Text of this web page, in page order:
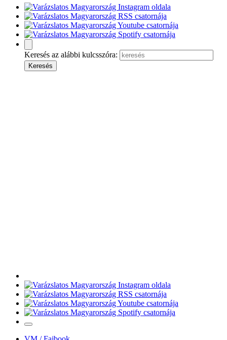
Keresés az alábbi kulcsszóra: